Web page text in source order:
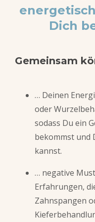
Dich
Gemeinsam
… Deinen
oder
sodass Du ein
bekommst und
kannst.
… negative
Erfahrungen,
Zahnspangen